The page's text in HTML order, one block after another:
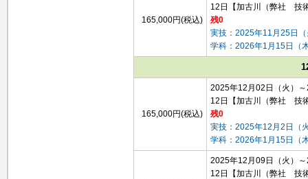
165,000円(税込)
12日
【加古川（弊社 技
残0
実技：2025年11月25日
学科：2026年1月15日（
165,000円(税込)
2025年12月02日（火）
12日
【加古川（弊社 技
残0
実技：2025年12月2日（
学科：2026年1月15日（
2025年12月09日（火）
12日
【加古川（弊社 技